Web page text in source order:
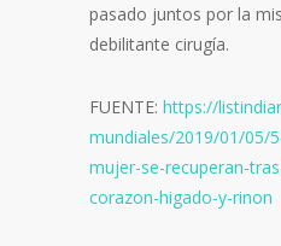
pasado juntos por la
debilitante cirugía.
FUENTE: https://
mundiales/2019/01/05/
mujer-se-recuperan-
corazon-higado-y-rinon